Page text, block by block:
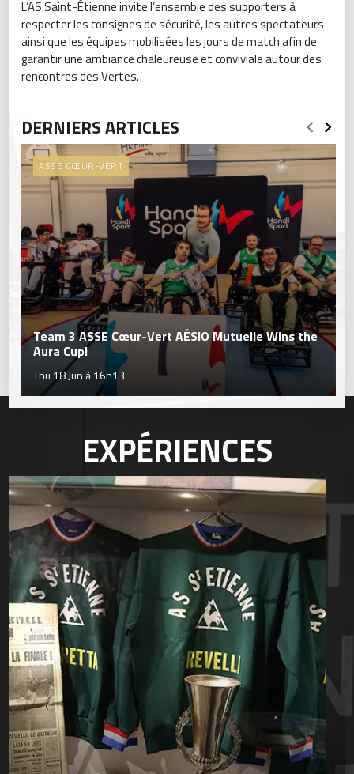
L’AS Saint-Étienne invite l’ensemble des supporters à
respecter les consignes de sécurité, les autres spectateurs
ainsi que les équipes mobilisées les jours de match afin de
garantir une ambiance chaleureuse et conviviale autour des
rencontres des Vertes.
DERNIERS ARTICLES
ASSE CŒUR-VERT
Team 3 ASSE Cœur-Vert AÉSIO Mutuelle Wins the
Aura Cup!
Thu 18 Jun à 16h13
EXPÉRIENCES